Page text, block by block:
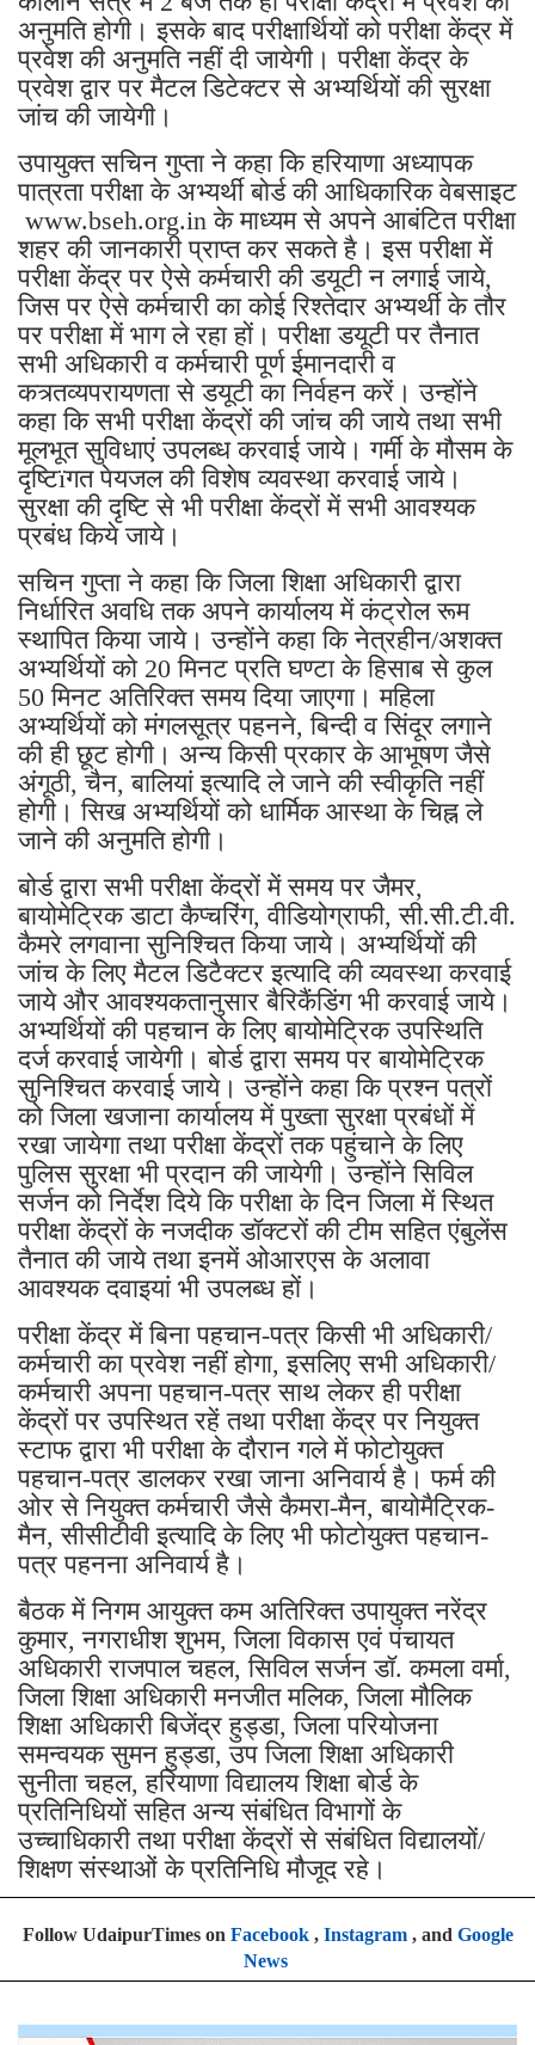
अनुमति होगी। इसके बाद परीक्षार्थियों को परीक्षा केंद्र में
प्रवेश की अनुमति नहीं दी जायेगी। परीक्षा केंद्र के
प्रवेश द्वार पर मैटल डिटेक्टर से अभ्यर्थियों की सुरक्षा
जांच की जायेगी।
उपायुक्त सचिन गुप्ता ने कहा कि हरियाणा अध्यापक
पात्रता परीक्षा के अभ्यर्थी बोर्ड की आधिकारिक वेबसाइट
www.bseh.org.in के माध्यम से अपने आबंटित परीक्षा
शहर की जानकारी प्राप्त कर सकते है। इस परीक्षा में
परीक्षा केंद्र पर ऐसे कर्मचारी की डयूटी न लगाई जाये,
जिस पर ऐसे कर्मचारी का कोई रिश्तेदार अभ्यर्थी के तौर
पर परीक्षा में भाग ले रहा हों। परीक्षा डयूटी पर तैनात
सभी अधिकारी व कर्मचारी पूर्ण ईमानदारी व
कत्र्तव्यपरायणता से डयूटी का निर्वहन करें। उन्होंने
कहा कि सभी परीक्षा केंद्रों की जांच की जाये तथा सभी
मूलभूत सुविधाएं उपलब्ध करवाई जाये। गर्मी के मौसम के
दृष्टिïगत पेयजल की विशेष व्यवस्था करवाई जाये।
सुरक्षा की दृष्टि से भी परीक्षा केंद्रों में सभी आवश्यक
प्रबंध किये जाये।
सचिन गुप्ता ने कहा कि जिला शिक्षा अधिकारी द्वारा
निर्धारित अवधि तक अपने कार्यालय में कंट्रोल रूम
स्थापित किया जाये। उन्होंने कहा कि नेत्रहीन/अशक्त
अभ्यर्थियों को 20 मिनट प्रति घण्टा के हिसाब से कुल
50 मिनट अतिरिक्त समय दिया जाएगा। महिला
अभ्यर्थियों को मंगलसूत्र पहनने, बिन्दी व सिंदूर लगाने
की ही छूट होगी। अन्य किसी प्रकार के आभूषण जैसे
अंगूठी, चैन, बालियां इत्यादि ले जाने की स्वीकृति नहीं
होगी। सिख अभ्यर्थियों को धार्मिक आस्था के चिह्न ले
जाने की अनुमति होगी।
बोर्ड द्वारा सभी परीक्षा केंद्रों में समय पर जैमर,
बायोमेट्रिक डाटा कैप्चरिंग, वीडियोग्राफी, सी.सी.टी.वी.
कैमरे लगवाना सुनिश्चित किया जाये। अभ्यर्थियों की
जांच के लिए मैटल डिटैक्टर इत्यादि की व्यवस्था करवाई
जाये और आवश्यकतानुसार बैरिकैंडिंग भी करवाई जाये।
अभ्यर्थियों की पहचान के लिए बायोमेट्रिक उपस्थिति
दर्ज करवाई जायेगी। बोर्ड द्वारा समय पर बायोमेट्रिक
सुनिश्चित करवाई जाये। उन्होंने कहा कि प्रश्न पत्रों
को जिला खजाना कार्यालय में पुख्ता सुरक्षा प्रबंधों में
रखा जायेगा तथा परीक्षा केंद्रों तक पहुंचाने के लिए
पुलिस सुरक्षा भी प्रदान की जायेगी। उन्होंने सिविल
सर्जन को निर्देश दिये कि परीक्षा के दिन जिला में स्थित
परीक्षा केंद्रों के नजदीक डॉक्टरों की टीम सहित एंबुलेंस
तैनात की जाये तथा इनमें ओआरएस के अलावा
आवश्यक दवाइयां भी उपलब्ध हों।
परीक्षा केंद्र में बिना पहचान-पत्र किसी भी अधिकारी/
कर्मचारी का प्रवेश नहीं होगा, इसलिए सभी अधिकारी/
कर्मचारी अपना पहचान-पत्र साथ लेकर ही परीक्षा
केंद्रों पर उपस्थित रहें तथा परीक्षा केंद्र पर नियुक्त
स्टाफ द्वारा भी परीक्षा के दौरान गले में फोटोयुक्त
पहचान-पत्र डालकर रखा जाना अनिवार्य है। फर्म की
ओर से नियुक्त कर्मचारी जैसे कैमरा-मैन, बायोमैट्रिक-
मैन, सीसीटीवी इत्यादि के लिए भी फोटोयुक्त पहचान-
पत्र पहनना अनिवार्य है।
बैठक में निगम आयुक्त कम अतिरिक्त उपायुक्त नरेंद्र
कुमार, नगराधीश शुभम, जिला विकास एवं पंचायत
अधिकारी राजपाल चहल, सिविल सर्जन डॉ. कमला वर्मा,
जिला शिक्षा अधिकारी मनजीत मलिक, जिला मौलिक
शिक्षा अधिकारी बिजेंद्र हुड्डा, जिला परियोजना
समन्वयक सुमन हुड्डा, उप जिला शिक्षा अधिकारी
सुनीता चहल, हरियाणा विद्यालय शिक्षा बोर्ड के
प्रतिनिधियों सहित अन्य संबंधित विभागों के
उच्चाधिकारी तथा परीक्षा केंद्रों से संबंधित विद्यालयों/
शिक्षण संस्थाओं के प्रतिनिधि मौजूद रहे।
Follow UdaipurTimes on Facebook, Instagram, and Google
News